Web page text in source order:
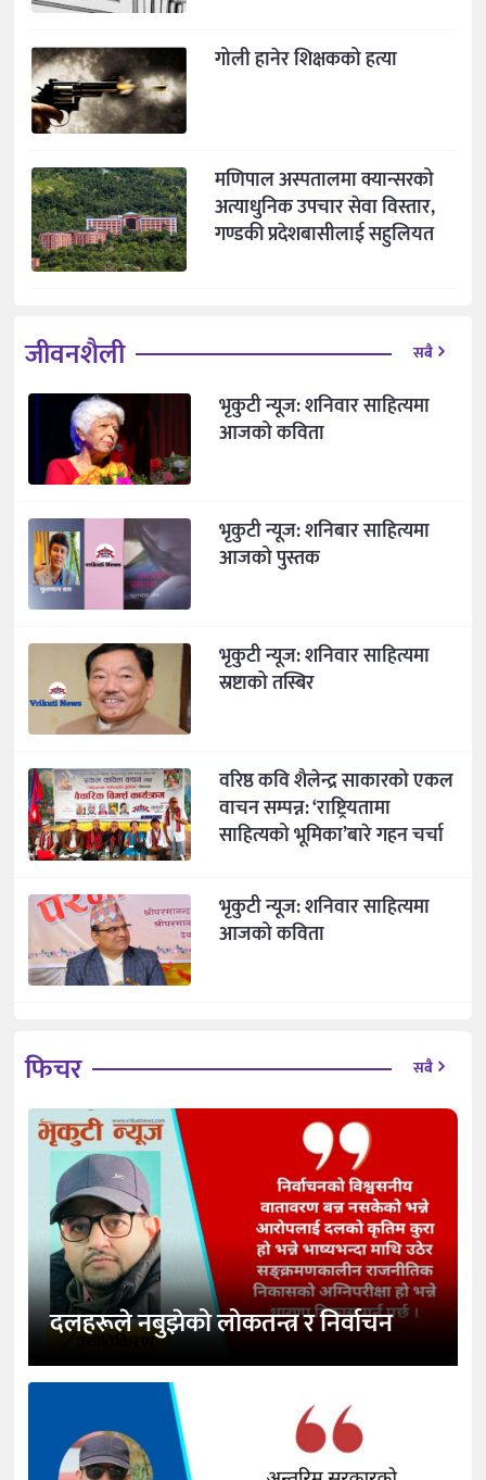
गोली हानेर शिक्षकको हत्या
मणिपाल अस्पतालमा क्यान्सरको
अत्याधुनिक उपचार सेवा विस्तार,
गण्डकी प्रदेशबासीलाई सहुलियत
जीवनशैली सबै
भृकुटी न्यूज: शनिवार साहित्यमा
आजको कविता
भृकुटी न्यूज: शनिबार साहित्यमा
आजको पुस्तक
भृकुटी न्यूज: शनिवार साहित्यमा
स्रष्टाको तस्बिर
वरिष्ठ कवि शैलेन्द्र साकारको एकल
वाचन सम्पन्न: ‘राष्ट्रियतामा
साहित्यको भूमिका’बारे गहन चर्चा
भृकुटी न्यूज: शनिवार साहित्यमा
आजको कविता
फिचर सबै
दलहरूले नबुझेको लोकतन्त्र र निर्वाचन